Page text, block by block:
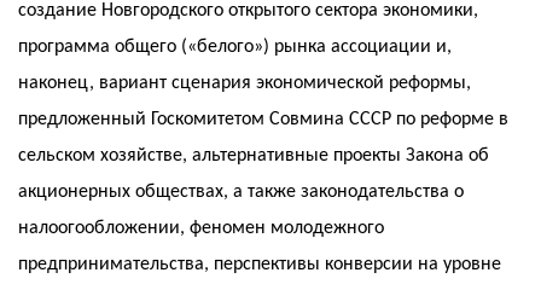
создание Новгородского открытого сектора экономики,
программа общего («белого») рынка ассоциации и,
наконец, вариант сценария экономической реформы,
предложенный Госкомитетом Совмина СССР по реформе в
сельском хозяйстве, альтернативные проекты Закона об
акционерных обществах, а также законодательства о
налоогообложении, феномен молодежного
предпринимательства, перспективы конверсии на уровне